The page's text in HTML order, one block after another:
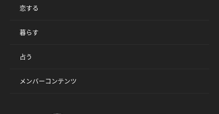
恋する
暮らす
占う
メンバーコンテンツ